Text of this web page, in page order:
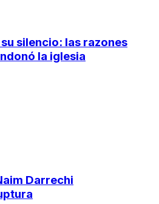
silencio: las razones
la iglesia
Darrechi